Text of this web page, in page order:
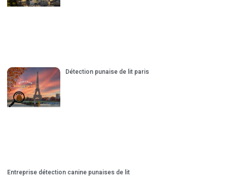
Détection punaise de lit paris
Entreprise détection canine punaises de lit